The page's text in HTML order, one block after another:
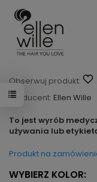
Obserwuj produkt:
Producent: Ellen Wille
To jest wyrób
używania lub
Produkt na
WYBIERZ KOLOR: